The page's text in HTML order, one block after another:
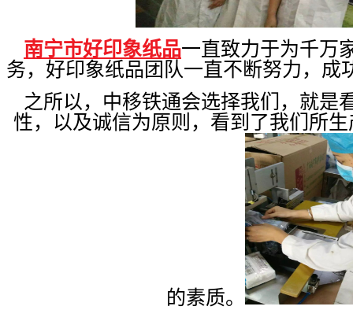
南宁市好印象纸品一直致力于为千万
务，好印象纸品团队一直不断努力，成
之所以，中移铁通会选择我们，就是
性，以及诚信为原则，看到了我们所
的素质。